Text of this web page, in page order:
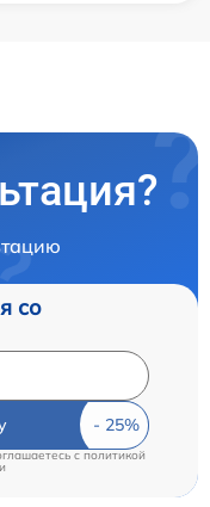
со
cполитикой